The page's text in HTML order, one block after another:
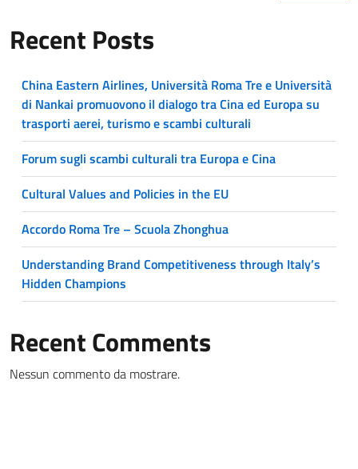
Recent Posts
China Eastern Airlines, Università Roma Tre e Università
di Nankai promuovono il dialogo tra Cina ed Europa su
trasporti aerei, turismo e scambi culturali
Forum sugli scambi culturali tra Europa e Cina
Cultural Values and Policies in the EU
Accordo Roma Tre – Scuola Zhonghua
Understanding Brand Competitiveness through Italy’s
Hidden Champions
Recent Comments
Nessun commento da mostrare.